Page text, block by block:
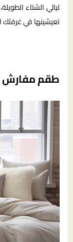
ليالي الشتاء
تعيشينها في غرفتك
طقم مفارش